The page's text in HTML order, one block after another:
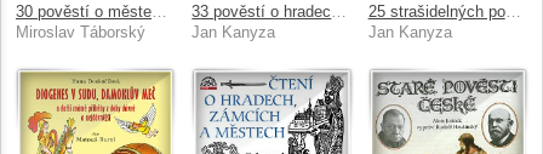
Miroslav Táborský
Jan Kanyza
25 strašidelných pověstí
Jan Kanyza